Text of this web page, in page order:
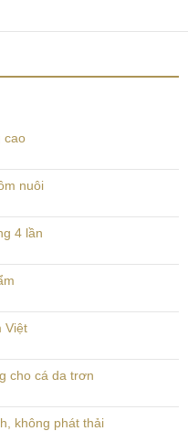
cao
nuôi
4 lần
Việt
cho cá da trơn
không phát thải